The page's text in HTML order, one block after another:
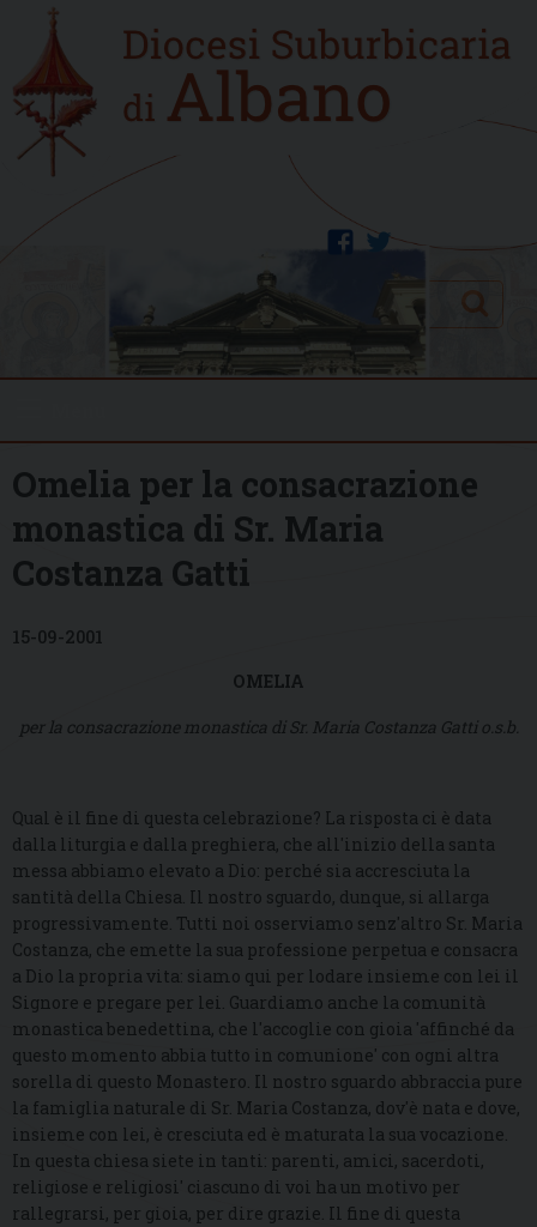
content
Home
new
twitter
facebook
Search
Omelia per la consacrazione
monastica di Sr. Maria
Costanza Gatti
15-09-2001
OMELIA
per la consacrazione monastica di Sr. Maria Costanza Gatti o.s.b.
Qual è il fine di questa celebrazione? La risposta ci è data
dalla liturgia e dalla preghiera, che all'inizio della santa
messa abbiamo elevato a Dio: perché sia accresciuta la
santità della Chiesa. Il nostro sguardo, dunque, si allarga
progressivamente. Tutti noi osserviamo senz'altro Sr. Maria
Costanza, che emette la sua professione perpetua e consacra
a Dio la propria vita: siamo qui per lodare insieme con lei il
Signore e pregare per lei. Guardiamo anche la comunità
monastica benedettina, che l'accoglie con gioia 'affinché da
questo momento abbia tutto in comunione' con ogni altra
sorella di questo Monastero. Il nostro sguardo abbraccia pure
la famiglia naturale di Sr. Maria Costanza, dov'è nata e dove,
insieme con lei, è cresciuta ed è maturata la sua vocazione.
In questa chiesa siete in tanti: parenti, amici, sacerdoti,
religiose e religiosi' ciascuno di voi ha un motivo per
rallegrarsi, per gioia, per dire grazie. Il fine di questa